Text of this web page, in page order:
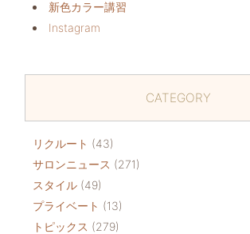
新色カラー講習
Instagram
CATEGORY
リクルート (43)
サロンニュース (271)
スタイル (49)
プライベート (13)
トピックス (279)